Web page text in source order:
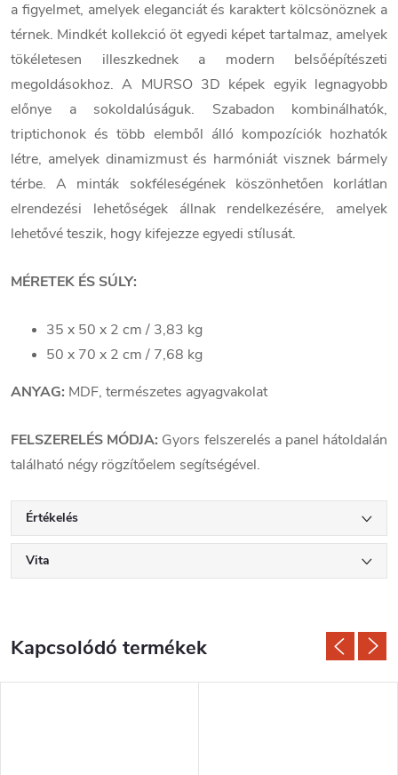
a figyelmet, amelyek eleganciát és karaktert kölcsönöznek a
térnek. Mindkét kollekció öt egyedi képet tartalmaz, amelyek
tökéletesen illeszkednek a modern belsőépítészeti
megoldásokhoz. A MURSO 3D képek egyik legnagyobb
előnye a sokoldalúságuk. Szabadon kombinálhatók,
triptichonok és több elemből álló kompozíciók hozhatók
létre, amelyek dinamizmust és harmóniát visznek bármely
térbe. A minták sokféleségének köszönhetően korlátlan
elrendezési lehetőségek állnak rendelkezésére, amelyek
lehetővé teszik, hogy kifejezze egyedi stílusát.
MÉRETEK ÉS SÚLY:
35 x 50 x 2 cm / 3,83 kg
50 x 70 x 2 cm / 7,68 kg
ANYAG: MDF, természetes agyagvakolat
FELSZERELÉS MÓDJA: Gyors felszerelés a panel hátoldalán
található négy rögzítőelem segítségével.
Értékelés
Vita
Kapcsolódó termékek